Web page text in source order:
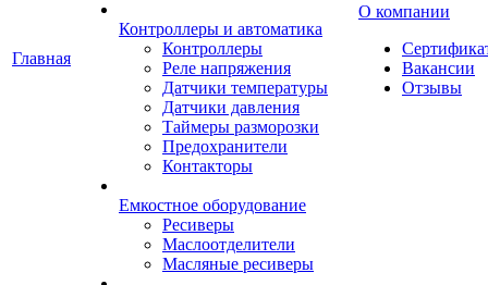
Главная
Контроллеры и автоматика
Контроллеры
Реле напряжения
Датчики температуры
Датчики давления
Таймеры разморозки
Предохранители
Контакторы
Емкостное оборудование
Ресиверы
Маслоотделители
Масляные ресиверы
О компании
Вакансии
Отзывы